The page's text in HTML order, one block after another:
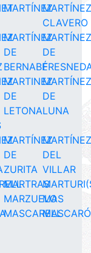
MARTÍNEZ
CLAVERO
MARTÍNEZ
DE
BERNABÉ
DE
MARTINEZ
DE
LETONA
DE
LUNA
MARTÍNEZ
DE
ZURITA
DEL
VILLAR
MARTRAS
MARZUELO
MAS
MASCARELLMASCARÓ